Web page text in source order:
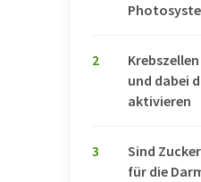
2
und dabei
aktivieren
3
Sind
für die